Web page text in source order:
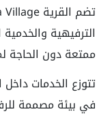
الترفيهية
ممتعة دون الحاجة
تتوزع الخدمات داخل
في بيئة مصممة